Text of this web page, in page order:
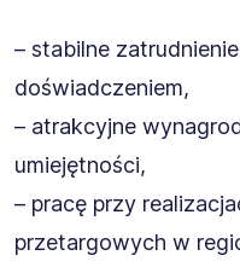
– stabilne
doświadczeniem,
– atrakcyjne
umiejętności,
– pracę przy
przetargowych w